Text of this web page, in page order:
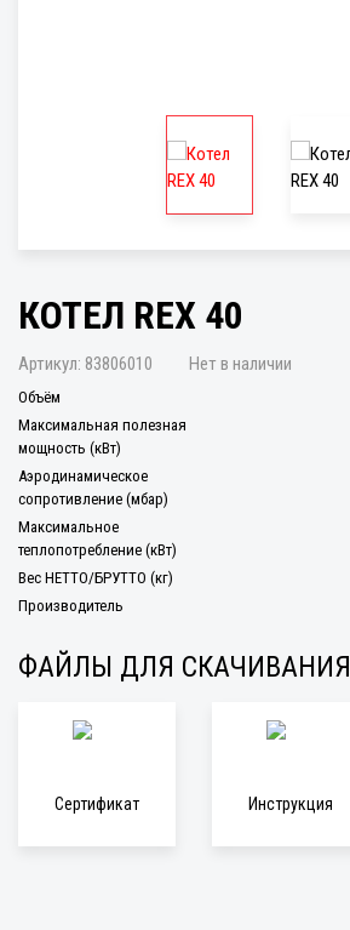
КОТЕЛ REX 40
Артикул: 83806010 Нет в наличии
Объём
Максимальная полезная
мощность (кВт)
Аэродинамическое
сопротивление (мбар)
Максимальное
теплопотребление (кВт)
Вес НЕТТО/БРУТТО (кг)
Производитель
ФАЙЛЫ ДЛЯ СКАЧИВАНИЯ
Сертификат Инструкция